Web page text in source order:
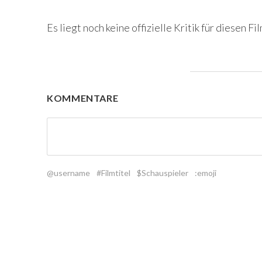
Es liegt noch keine offizielle Kritik für diesen
KOMMENTARE
@username #Filmtitel $Schauspieler :emoji